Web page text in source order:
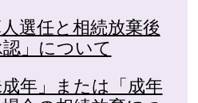
選任と相続放棄後
」について
年」または「成年